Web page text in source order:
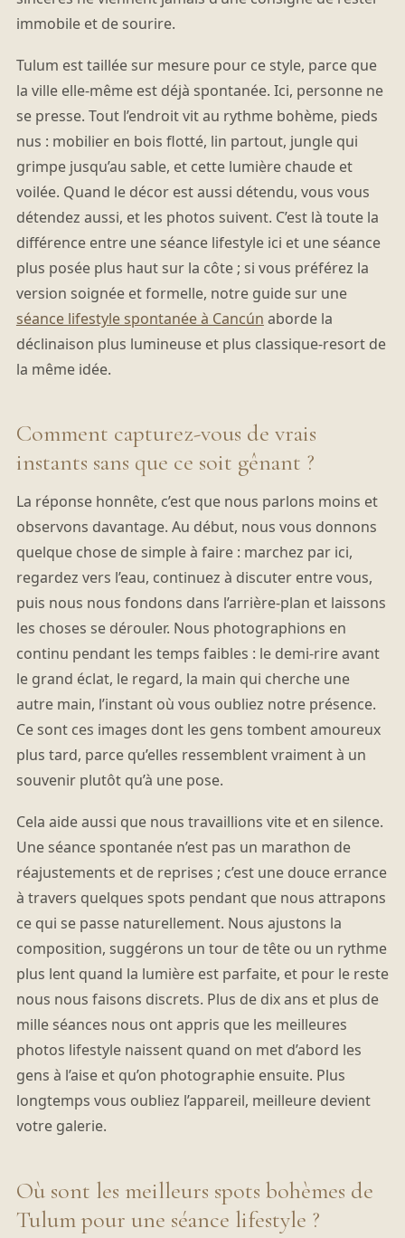
immobile et de sourire.
Tulum est taillée sur mesure pour ce style, parce que
la ville elle-même est déjà spontanée. Ici, personne ne
se presse. Tout l’endroit vit au rythme bohème, pieds
nus : mobilier en bois flotté, lin partout, jungle qui
grimpe jusqu’au sable, et cette lumière chaude et
voilée. Quand le décor est aussi détendu, vous vous
détendez aussi, et les photos suivent. C’est là toute la
différence entre une séance lifestyle ici et une séance
plus posée plus haut sur la côte ; si vous préférez la
version soignée et formelle, notre guide sur une
séance lifestyle spontanée à Cancún aborde la
déclinaison plus lumineuse et plus classique-resort de
la même idée.
Comment capturez-vous de vrais
instants sans que ce soit gênant ?
La réponse honnête, c’est que nous parlons moins et
observons davantage. Au début, nous vous donnons
quelque chose de simple à faire : marchez par ici,
regardez vers l’eau, continuez à discuter entre vous,
puis nous nous fondons dans l’arrière-plan et laissons
les choses se dérouler. Nous photographions en
continu pendant les temps faibles : le demi-rire avant
le grand éclat, le regard, la main qui cherche une
autre main, l’instant où vous oubliez notre présence.
Ce sont ces images dont les gens tombent amoureux
plus tard, parce qu’elles ressemblent vraiment à un
souvenir plutôt qu’à une pose.
Cela aide aussi que nous travaillions vite et en silence.
Une séance spontanée n’est pas un marathon de
réajustements et de reprises ; c’est une douce errance
à travers quelques spots pendant que nous attrapons
ce qui se passe naturellement. Nous ajustons la
composition, suggérons un tour de tête ou un rythme
plus lent quand la lumière est parfaite, et pour le reste
nous nous faisons discrets. Plus de dix ans et plus de
mille séances nous ont appris que les meilleures
photos lifestyle naissent quand on met d’abord les
gens à l’aise et qu’on photographie ensuite. Plus
longtemps vous oubliez l’appareil, meilleure devient
votre galerie.
Où sont les meilleurs spots bohèmes de
Tulum pour une séance lifestyle ?